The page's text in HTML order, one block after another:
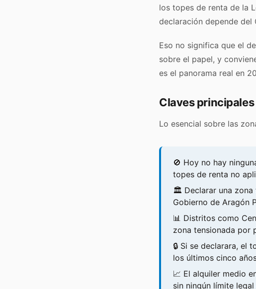
los topes de renta de la
declaración depende del
Eso no significa que el
sobre el papel, y
es el panorama real en
Claves principales
Lo esencial sobre las
🚫 Hoy no hay
topes de renta no
🏛️ Declarar una zona
Gobierno de Aragón
📊 Distritos como
zona tensionada por
🔒 Si se declarara,
los últimos cinco
📈 El alquiler medio
sin ningún límite